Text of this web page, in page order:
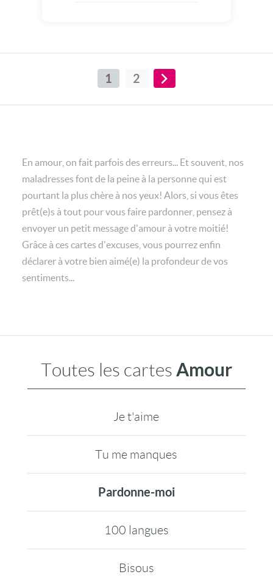
1 2
En amour, on fait parfois des erreurs... Et souvent, nos
maladresses font de la peine à la personne qui est
pourtant la plus chère à nos yeux! Alors, si vous êtes
prêt(e)s à tout pour vous faire pardonner, pensez à
envoyer un petit message d'amour à votre moitié!
Grâce à ces cartes d'excuses, vous pourrez enfin
déclarer à votre bien aimé(e) la profondeur de vos
sentiments...
Toutes les cartes Amour
Je t'aime
Tu me manques
Pardonne-moi
100 langues
Bisous